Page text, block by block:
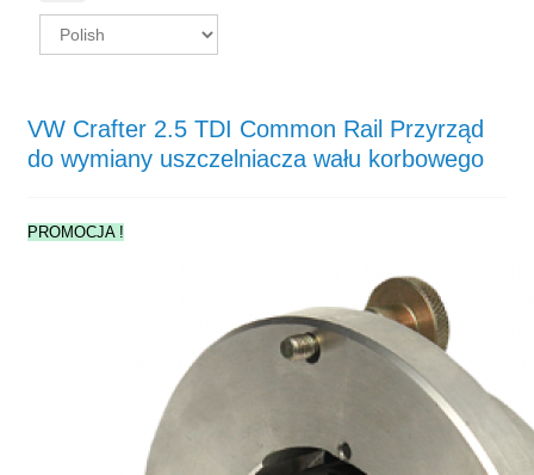
VW Crafter 2.5 TDI Common Rail Przyrząd
do wymiany uszczelniacza wału korbowego
PROMOCJA !